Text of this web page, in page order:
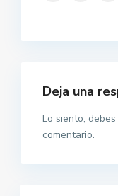
Deja una
Lo siento,
comentario.